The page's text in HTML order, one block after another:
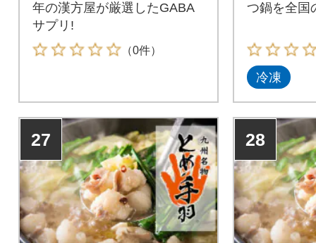
年の漢方屋が厳選したGABA
サプリ!
（0件）
つ鍋を全国
冷凍
27 28